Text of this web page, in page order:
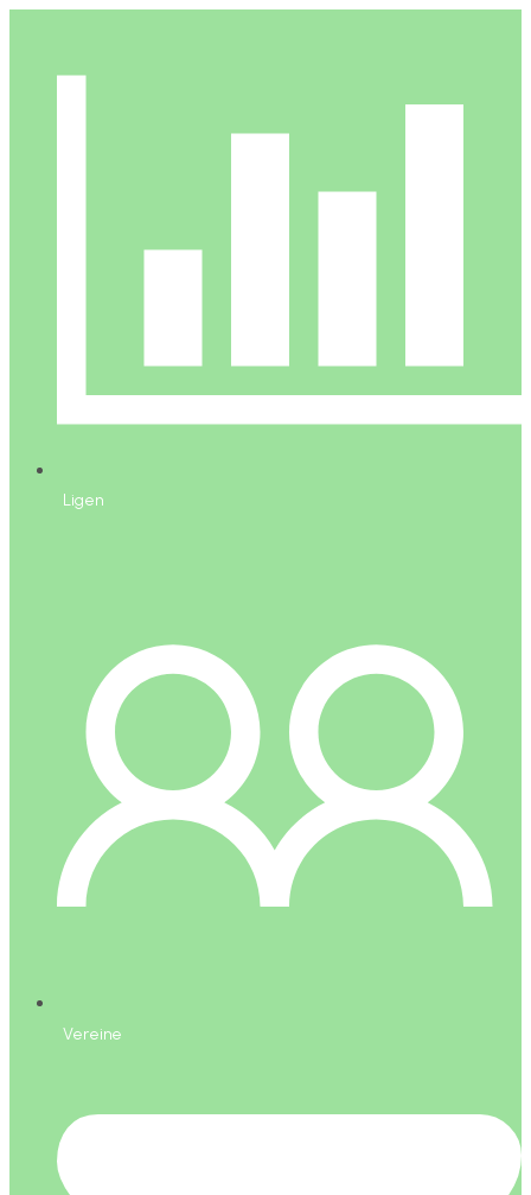
Ligen
Vereine